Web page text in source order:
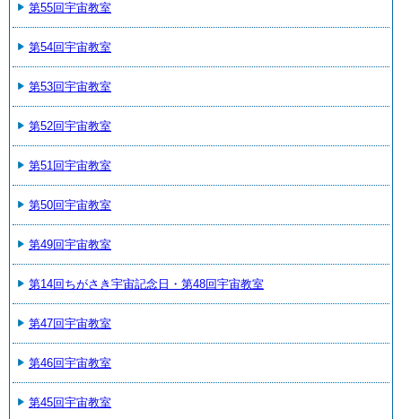
第55回宇宙教室
第54回宇宙教室
第53回宇宙教室
第52回宇宙教室
第51回宇宙教室
第50回宇宙教室
第49回宇宙教室
第14回ちがさき宇宙記念日・第48回宇宙教室
第47回宇宙教室
第46回宇宙教室
第45回宇宙教室